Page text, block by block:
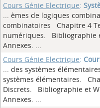
Cours Génie Electrique:
... èmes de logiques
combinatoires Chapitre 4
numériques. Bibliographie
Annexes. ...
Cours Génie Electrique:
... des systèmes
systèmes élémentaires.
Discrets. Bibliographie et
Annexes. ...